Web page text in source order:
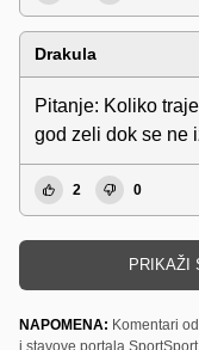
Drakula
Pitanje: Koliko
god zeli dok se ne
2 0
PRIKAŽI
NAPOMENA: Komentari
i stavove portala